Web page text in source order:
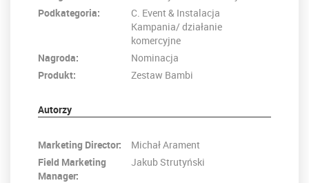
Podkategoria:
C. Event & Instalacja
Kampania/ działanie
komercyjne
Nagroda:
Nominacja
Produkt:
Zestaw Bambi
Autorzy
Marketing Director:
Michał Arament
Field Marketing
Manager:
Jakub Strutyński